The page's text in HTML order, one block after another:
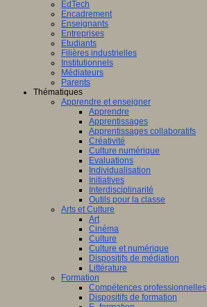
EdTech
Encadrement
Enseignants
Entreprises
Etudiants
Filières industrielles
Institutionnels
Médiateurs
Parents
Thématiques
Apprendre et enseigner
Apprendre
Apprentissages
Apprentissages collaboratifs
Créativité
Culture numérique
Evaluations
Individualisation
Initiatives
Interdisciplinarité
Outils pour la classe
Arts et Culture
Art
Cinéma
Culture
Culture et numérique
Dispositifs de médiation
Littérature
Formation
Compétences professionnelles
Dispositifs de formation